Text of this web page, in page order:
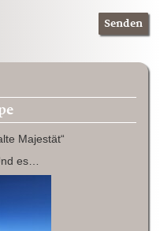
Senden
Majestät“
es…